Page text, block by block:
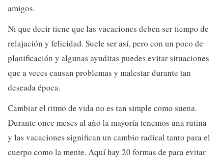
amigos.
Ni que decir tiene que las vacaciones deben ser tiempo de
relajación y felicidad. Suele ser así, pero con un poco de
planificación y algunas ayuditas puedes evitar situaciones
que a veces causan problemas y malestar durante tan
deseada época.
Cambiar el ritmo de vida no es tan simple como suena.
Durante once meses al año la mayoría tenemos una rutina
y las vacaciones significan un cambio radical tanto para el
cuerpo como la mente. Aquí hay 20 formas de para evitar